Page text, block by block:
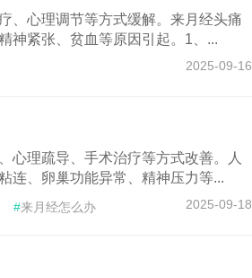
、心理调节等方式缓解。来月经头痛
神紧张、贫血等原因引起。1、...
2025-09-16
心理疏导、手术治疗等方式改善。人
连、卵巢功能异常、精神压力等...
#来月经怎么办
2025-09-18